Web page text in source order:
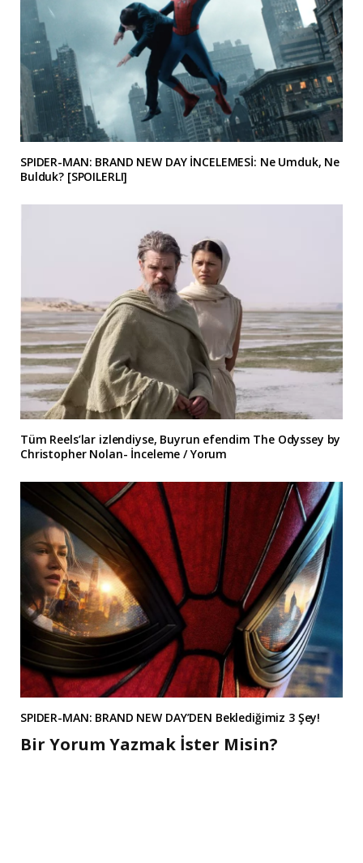
SPIDER-MAN: BRAND NEW DAY İNCELEMESİ: Ne Umduk, Ne
Bulduk? [SPOILERLI]
Tüm Reels’lar izlendiyse, Buyrun efendim The Odyssey by
Christopher Nolan- İnceleme / Yorum
SPIDER-MAN: BRAND NEW DAY’DEN Beklediğimiz 3 Şey!
Bir Yorum Yazmak İster Misin?